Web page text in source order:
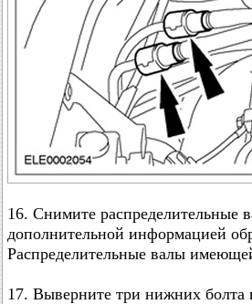
16. Снимите распределительные
дополнительной информацией
Распределительные валы
17. Выверните три нижних болта